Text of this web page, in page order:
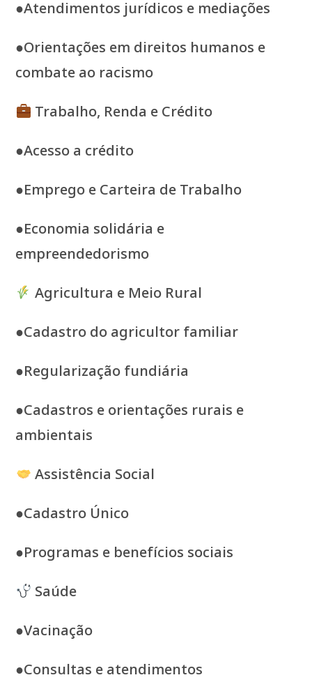
●Atendimentos jurídicos e mediações
●Orientações em direitos humanos e
combate ao racismo
Trabalho, Renda e Crédito
●Acesso a crédito
●Emprego e Carteira de Trabalho
●Economia solidária e
empreendedorismo
Agricultura e Meio Rural
●Cadastro do agricultor familiar
●Regularização fundiária
●Cadastros e orientações rurais e
ambientais
Assistência Social
●Cadastro Único
●Programas e benefícios sociais
Saúde
●Vacinação
●Consultas e atendimentos